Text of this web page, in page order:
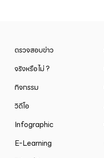
ตรวจสอบข่าว
จริงหรือไม่ ?
กิจกรรม
วิดีโอ
Infographic
E-Learning